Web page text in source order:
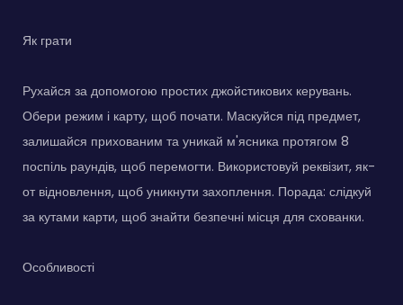
Як грати
Рухайся за допомогою простих джойстикових керувань.
Обери режим і карту, щоб почати. Маскуйся під предмет,
залишайся прихованим та уникай м'ясника протягом 8
поспіль раундів, щоб перемогти. Використовуй реквізит, як-
от відновлення, щоб уникнути захоплення. Порада: слідкуй
за кутами карти, щоб знайти безпечні місця для схованки.
Особливості